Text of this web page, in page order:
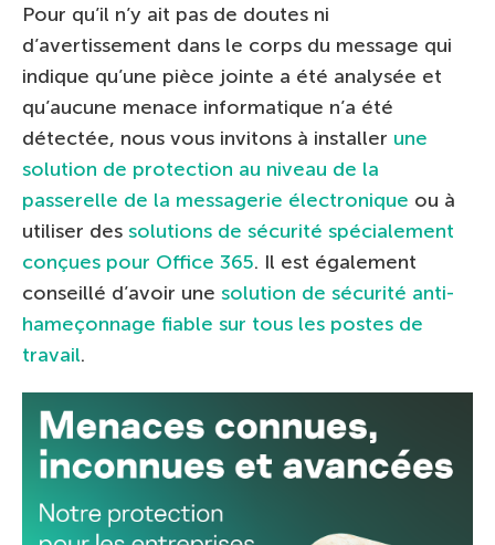
Pour qu’il n’y ait pas de doutes ni
d’avertissement dans le corps du message qui
indique qu’une pièce jointe a été analysée et
qu’aucune menace informatique n’a été
détectée, nous vous invitons à installer une
solution de protection au niveau de la
passerelle de la messagerie électronique ou à
utiliser des solutions de sécurité spécialement
conçues pour Office 365. Il est également
conseillé d’avoir une solution de sécurité anti-
hameçonnage fiable sur tous les postes de
travail.